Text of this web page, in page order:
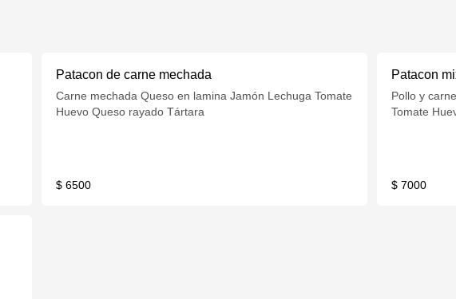
Patacon de carne mechada
Carne mechada Queso en lamina Jamón Lechuga Tomate
Huevo Queso rayado Tártara
$ 6500
Patacon
Pollo y
Tomate
$ 7000